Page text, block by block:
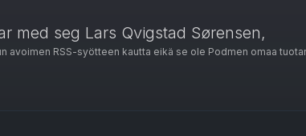
med seg Lars Qvigstad Sørensen,
for å se nærmere på hva dette
avoimen RSS-syötteen kautta eikä se ole Podmen omaa